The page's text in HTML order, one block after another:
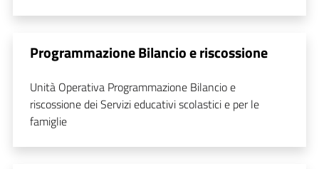
Programmazione Bilancio e riscossione
Unità Operativa Programmazione Bilancio e
riscossione dei Servizi educativi scolastici e per le
famiglie